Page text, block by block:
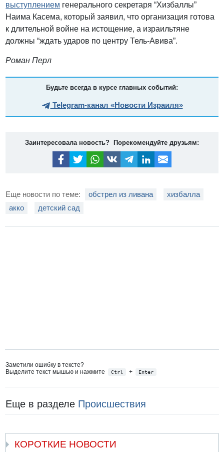
выступлением генерального секретаря “Хизбаллы”
Наима Касема, который заявил, что организация готова
к длительной войне на истощение, а израильтяне
должны “ждать ударов по центру Тель-Авива”.
Роман Перл
Будьте всегда в курсе главных событий:
Telegram-канал «Новости Израиля»
Заинтересовала новость? Порекомендуйте друзьям:
Еще новости по теме: обстрел из ливана
хизбалла
акко
детский сад
Заметили ошибку в тексте?
Выделите текст мышью и нажмите
Ctrl + Enter
Еще в разделе Происшествия
КОРОТКИЕ НОВОСТИ